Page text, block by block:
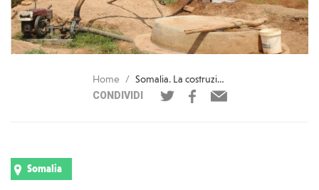
Home
Somalia. La costruzione di pozzi aumenta la resilienza delle famiglie agropastorali
CONDIVIDI
Somalia